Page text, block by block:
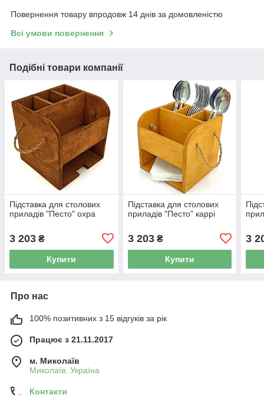
Повернення товару впродовж 14 днів за домовленістю
Всі умови повернення
Подібні товари компанії
Підставка для столових
приладів "Песто" охра
3 203 ₴
Купити
Підставка для столових
приладів "Песто" каррі
3 203₴
Купити
3
Про нас
100% позитивних з 15 відгуків за рік
Працює з 21.11.2017
м. Миколаїв
Миколаїв, Україна
Контакти